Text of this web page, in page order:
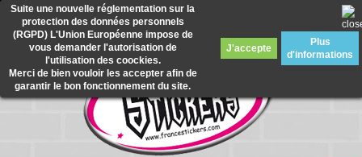
Suite une nouvelle réglementation sur la
protection des données personnels
(RGPD) L'Union Européenne impose de
vous demander l'autorisation de
l'utilisation des coockies.
Merci de bien vouloir les accepter afin de
garantir le bon fonctionnement du site.
J'accepte
Plus
d'informations